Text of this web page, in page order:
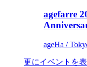
agefarre
ageHa /
更にイベントを